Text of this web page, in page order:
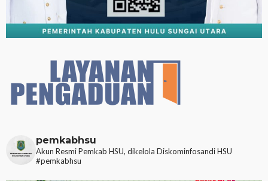
pemkabhsu
Akun Resmi Pemkab HSU, dikelola Diskominfosandi HSU
#pemkabhsu